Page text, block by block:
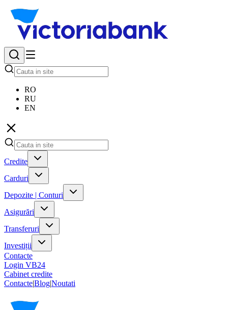
RO
RU
EN
Credite
Carduri
Depozite | Conturi
Asigurări
Transferuri
Investiții
Contacte
Login VB24
Cabinet credite
Contacte|Blog|Noutati